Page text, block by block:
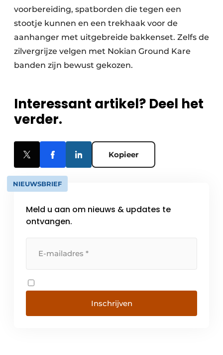
voorbereiding, spatborden die tegen een
stootje kunnen en een trekhaak voor de
aanhanger met uitgebreide bakkenset. Zelfs de
zilvergrijze velgen met Nokian Ground Kare
banden zijn bewust gekozen.
Interessant artikel? Deel het
verder.
Kopieer
NIEUWSBRIEF
Meld u aan om nieuws & updates te
ontvangen.
Inschrijven